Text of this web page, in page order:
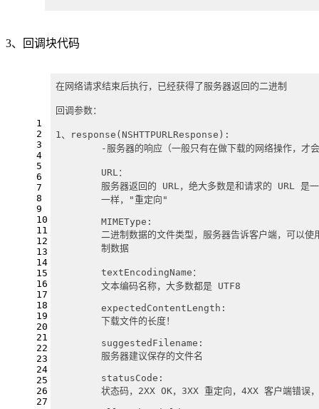
3、回调块代码
1
2
3
4
5
6
7
8
9
10
11
12
13
14
15
16
17
18
19
20
21
22
23
24
25
26
27
在网络请求结束后执行，已经获得了服务器返回的二进制
回调参数：
1、response(NSHTTPURLResponse):
-服务器的响应（一般只有在做下载的网络操作，
	URL：
服务器返回的 URL，绝大多数是和请求的 URL 是
	一样，"重定向"
	MIMEType:
二进制数据的文件类型，服务器告诉客户端，可以使
	制数据
	textEncodingName：
	文本编码名称，大多数都是 UTF8
	expectedContentLength:
	下载文件的长度！
	suggestedFilename:
	服务器建议保存的文件名
	statusCode:
状态码，2XX OK，3XX 重定向，4XX 客户端错误